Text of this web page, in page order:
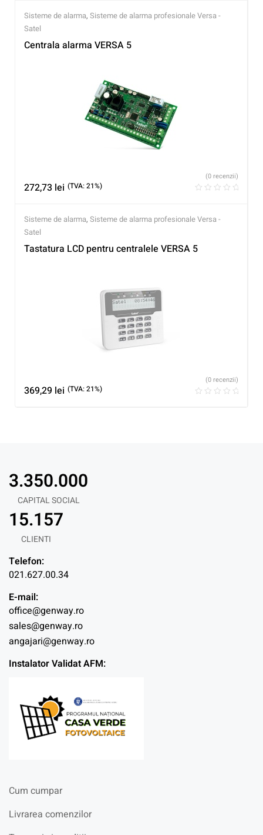
Sisteme de alarma, Sisteme de alarma profesionale Versa -
Satel
Centrala alarma VERSA 5
272,73 lei (TVA: 21%)
(0 recenzii)
Sisteme de alarma, Sisteme de alarma profesionale Versa -
Satel
Tastatura LCD pentru centralele VERSA 5
369,29 lei (TVA: 21%)
(0 recenzii)
CAPITAL SOCIAL
3.350.000
CLIENTI
15.157
Telefon:
021.627.00.34
E-mail:
office@genway.ro
sales@genway.ro
angajari@genway.ro
Instalator Validat AFM:
Cum cumpar
Livrarea comenzilor